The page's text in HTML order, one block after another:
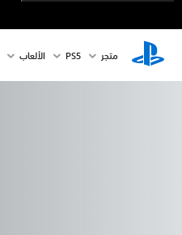
متجر PS5‏ الألعاب